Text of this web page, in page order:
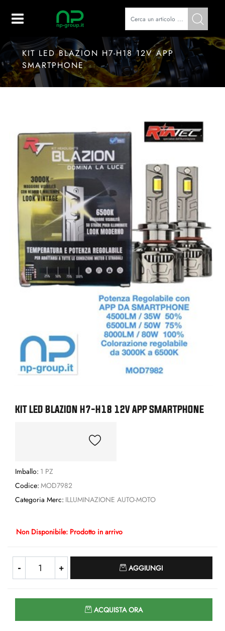
KIT LED BLAZION H7-H18 12V APP
SMARTPHONE
KIT LED BLAZION H7-H18 12V APP SMARTPHONE
Imballo: 1 PZ
Codice: MOD7982
Categoria Merc: ILLUMINAZIONE AUTO-MOTO
Non Disponibile: Prodotto in arrivo
AGGIUNGI
ACQUISTA ORA